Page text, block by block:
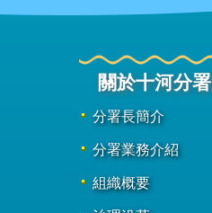
關於十河分署
分署長簡介
分署業務介紹
組織概要